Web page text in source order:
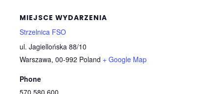
MIEJSCE WYDARZENIA
Strzelnica FSO
ul. Jagiellońska 88/10
Warszawa, 00-992 Poland + Google Map
Phone